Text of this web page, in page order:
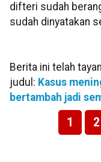
difteri sudah
sudah dinyatakan
Berita ini telah
judul: Kasus
bertambah jadi
1 2